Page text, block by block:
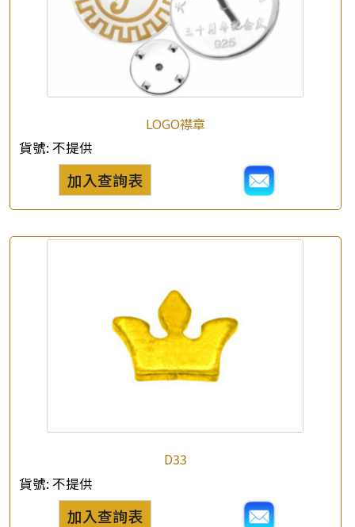
×
* e-mail
*聯絡電話
LOGO襟章
貨號: 不提供
加入查詢表
D33
貨號: 不提供
加入查詢表